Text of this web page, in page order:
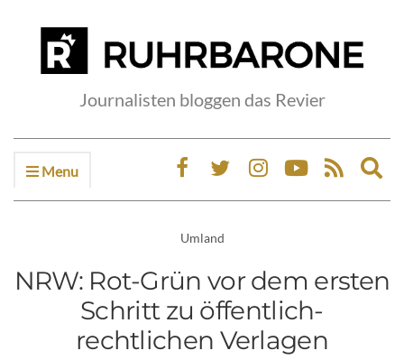
Journalisten bloggen das Revier
Menu
Umland
NRW: Rot-Grün vor dem ersten
Schritt zu öffentlich-
rechtlichen Verlagen